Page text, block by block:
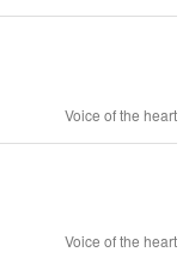
Voice of the heart
Voice of the heart